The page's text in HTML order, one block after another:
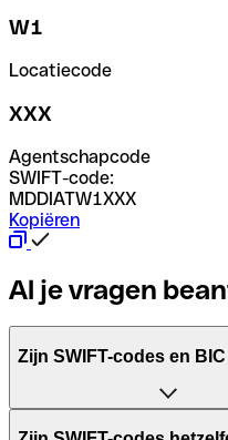
W1
Locatiecode
XXX
Agentschapcode
SWIFT-code:
MDDIATW1XXX
Kopiëren
Al je vragen
Zijn SWIFT-codes en